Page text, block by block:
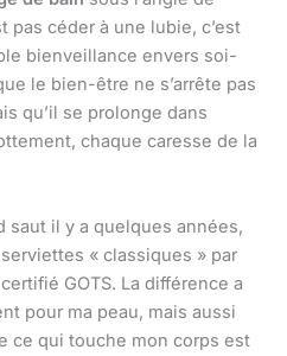
pas céder à une lubie, c’est
bienveillance envers soi-
le bien-être ne s’arrête pas
qu’il se prolonge dans
chaque caresse de la
saut il y a quelques années,
« classiques » par
GOTS. La différence a
pour ma peau, mais aussi
ce qui touche mon corps est